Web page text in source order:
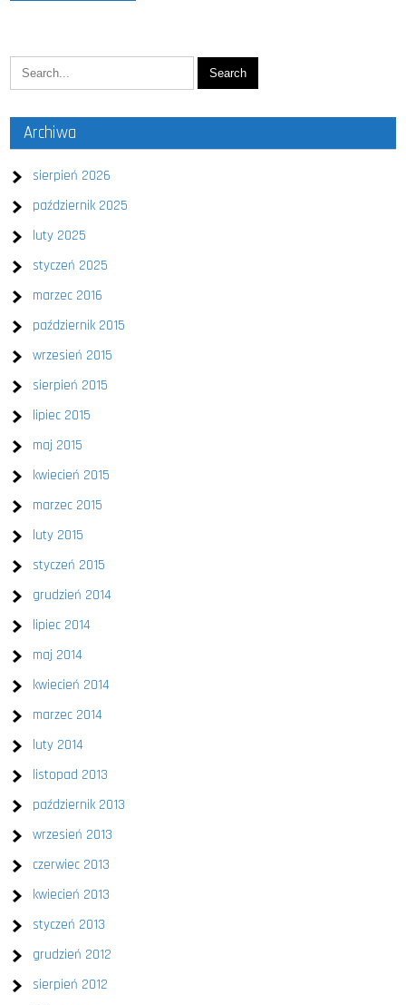
Archiwa
sierpień 2026
październik 2025
luty 2025
styczeń 2025
marzec 2016
październik 2015
wrzesień 2015
sierpień 2015
lipiec 2015
maj 2015
kwiecień 2015
marzec 2015
luty 2015
styczeń 2015
grudzień 2014
lipiec 2014
maj 2014
kwiecień 2014
marzec 2014
luty 2014
listopad 2013
październik 2013
wrzesień 2013
czerwiec 2013
kwiecień 2013
styczeń 2013
grudzień 2012
sierpień 2012